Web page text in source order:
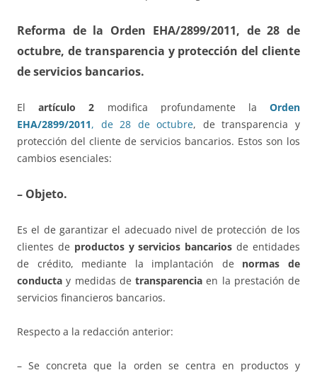
Reforma de la Orden EHA/2899/2011, de 28 de
octubre, de transparencia y protección del cliente
de servicios bancarios.
Elartículo 2 modifica profundamente laOrden
EHA/2899/2011, de 28 de octubre, de transparencia y
protección del cliente de servicios bancarios. Estos son los
cambios esenciales:
– Objeto.
Es el de garantizar el adecuado nivel de protección de los
clientes de productos y servicios bancarios de entidades
de crédito, mediante la implantación de normas de
conductay medidas de transparencia en la prestación de
servicios financieros bancarios.
Respecto a la redacción anterior:
– Se concreta que la orden se centra en productos y